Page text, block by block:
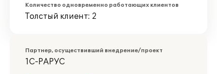
Количество одновременно работающих клиентов
Толстый клиент: 2
Партнер, осуществивший внедрение/проект
1С-РАРУС